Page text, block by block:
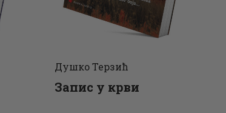
Душко Терзић
Запис у крви